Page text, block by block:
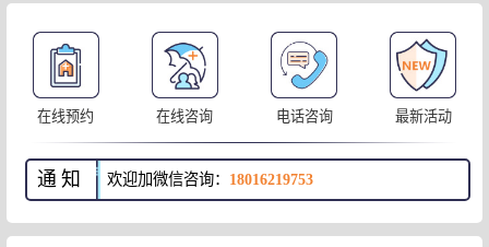
在线预约 在线咨询 电话咨询 最新活动
通知 欢迎加微信咨询： 18016219753